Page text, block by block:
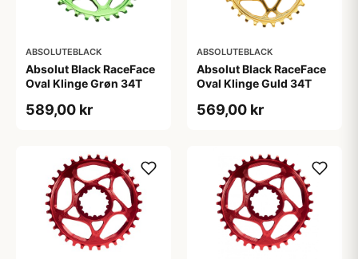
ABSOLUTEBLACK
Absolut Black RaceFace
Oval Klinge Grøn 34T
589,00 kr
ABSOLUTEBLACK
Absolut Black RaceFace
Oval Klinge Guld 34T
569,00 kr